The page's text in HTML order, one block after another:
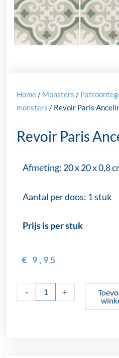
Home/ Monsters /
monsters / Revoir Paris
Revoir Paris
Afmeting: 20 x 20 x 0,8
Aantal per doos: 1 stuk
Prijs is per stuk
€ 9,95
-
Paris
+